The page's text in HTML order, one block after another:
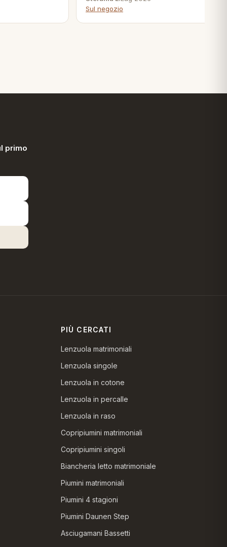
Sul negozio
primo
PIÙ CERCATI
Lenzuola matrimoniali
Lenzuola singole
Lenzuola in cotone
Lenzuola in percalle
Lenzuola in raso
Copripiumini matrimoniali
Copripiumini singoli
Biancheria letto matrimoniale
Piumini matrimoniali
Piumini 4 stagioni
Piumini Daunen Step
Asciugamani Bassetti